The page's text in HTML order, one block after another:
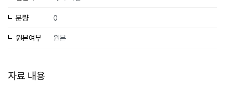
분량 0
원본여부 원본
자료 내용